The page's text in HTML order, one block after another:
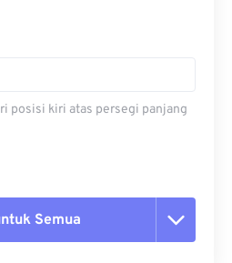
posisi kiri atas persegi panjang
Semua